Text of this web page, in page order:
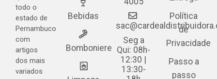
todo o
estado de
Pernambuco
com
artigos
dos mais
variados
Bebidas
Bomboniere
Seg a
Qui: 08h-
12:30 |
13:30-
Política
de
Privacidade
Passo a
passo